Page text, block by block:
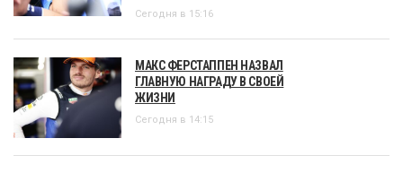
Сегодня в 15:16
МАКС ФЕРСТАППЕН НАЗВАЛ
ГЛАВНУЮ НАГРАДУ В СВОЕЙ
ЖИЗНИ
Сегодня в 14:15